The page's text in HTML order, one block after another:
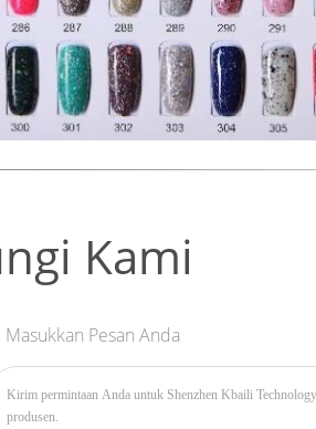
Kami
Masukkan Pesan Anda